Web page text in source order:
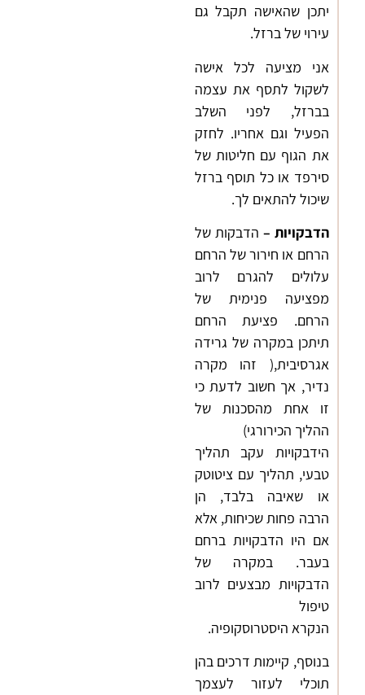
יתכן שהאישה תקבל גם
עירוי של ברזל.
אני מציעה לכל אישה
לשקול לתסף את עצמה
בברזל, לפני השלב
הפעיל וגם אחריו. לחזק
את הגוף עם חליטות של
סירפד או כל תוסף ברזל
שיכול להתאים לך.
הדבקויות – הדבקות של
הרחם או חירור של הרחם
עלולים להגרם לרוב
מפציעה פנימית של
הרחם. פציעת הרחם
תיתכן במקרה של גרידה
אגרסיבית,( זהו מקרה
נדיר, אך חשוב לדעת כי
זו אחת מהסכנות של
ההליך הכירורגי)
הידבקויות עקב תהליך
טבעי, תהליך עם ציטוטק
או שאיבה בלבד, הן
הרבה פחות שכיחות, אלא
אם היו הדבקויות ברחם
בעבר. במקרה של
הדבקויות מבצעים לרוב
טיפול
הנקרא היסטרוסקופיה.
בנוסף, קיימות דרכים בהן
תוכלי לעזור לעצמך